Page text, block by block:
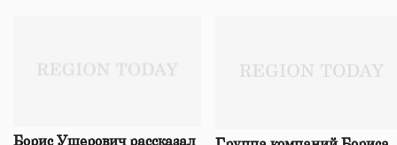
Борис Ушерович рассказал